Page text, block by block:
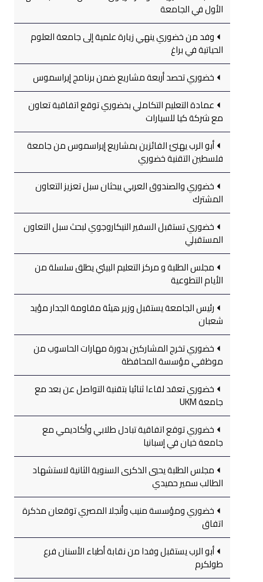
الأول في الجامعة
وفد من خضوري ينهي زيارة علمية إلى جامعة العلوم
الحياتية في براغ
خضوري تحصد أربعة مشاريع ضمن برنامج إيراسموس
عمادة التعليم التكاملي بخضوري توقع اتفاقية تعاون
مع شركة كيا للسيارات
أبو الرب يهنئ الفائزين بمشاريع إيراسموس من جامعة
فلسطين التقنية خضوري
خضوري والصندوق العربي يبحثان سبل تعزيز التعاون
المشترك
خضوري تستقبل السفير النيكاروجوي لبحث سبل التعاون
المستقبلي
مجلس الطلبة و مركز التعليم البيئي يطلق سلسلة من
الأيام التطوعية
رئيس الجامعة يستقبل وزير هيئة مقاومة الجدار مؤيد
شعبان
خضوري تخرج المشاركين بدورة مهارات الحاسوب من
موظفي مؤسسة المحافظة
خضوري تعقد لقاءا ثنائيا بتقنية التواصل عن بعد مع
جامعة UKM
خضوري توقع اتفاقية تبادل طلابي وأكاديمي مع
جامعة خيان في إسبانيا
مجلس الطلبة يحيي الذكرى السنوية الثانية لاستشهاد
الطالب سمير حميدي
خضوري ومؤسسة منيب وأنجلا المصري توقعان مذكرة
اتفاق
أبو الرب يستقبل وفدا من نقابة أطباء الأسنان فرع
طولكرم